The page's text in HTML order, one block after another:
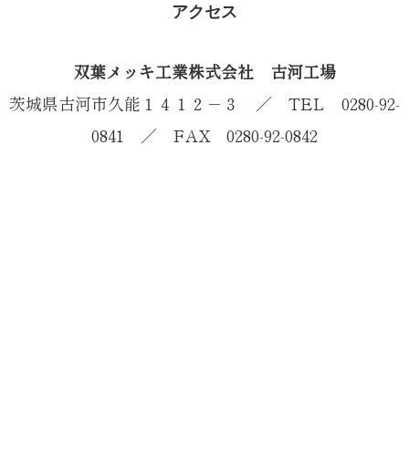
アクセス
双葉メッキ工業株式会社 古河工場
茨城県古河市久能１４１２－３ ／ TEL 0280-92-
0841 ／ FAX 0280-92-0842